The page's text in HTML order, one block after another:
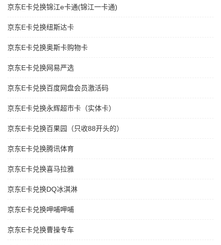
京东E卡兑换锦江e卡通(锦江一卡通)
京东E卡兑换纽斯达卡
京东E卡兑换奥斯卡购物卡
京东E卡兑换网易严选
京东E卡兑换百度网盘会员激活码
京东E卡兑换永辉超市卡（实体卡）
京东E卡兑换百果园（只收88开头的）
京东E卡兑换腾讯体育
京东E卡兑换喜马拉雅
京东E卡兑换DQ冰淇淋
京东E卡兑换呷哺呷哺
京东E卡兑换曹操专车